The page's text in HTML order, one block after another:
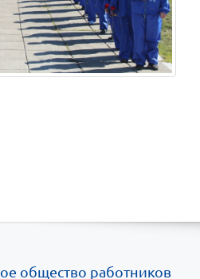
общество работников